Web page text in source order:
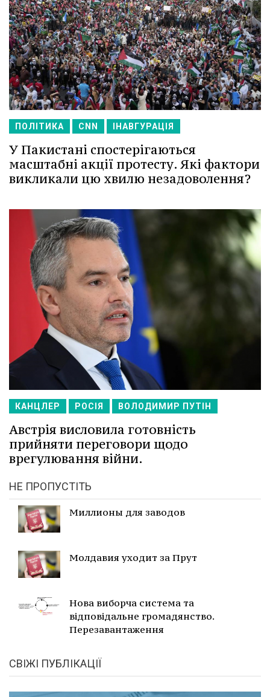
ПОЛІТИКА CNN ІНАВГУРАЦІЯ
У Пакистані спостерігаються
масштабні акції протесту. Які фактори
викликали цю хвилю незадоволення?
КАНЦЛЕР РОСІЯ ВОЛОДИМИР ПУТІН
Австрія висловила готовність
прийняти переговори щодо
врегулювання війни.
НЕ ПРОПУСТІТЬ
Миллионы для заводов
Молдавия уходит за Прут
Нова виборча система та
відповідальне громадянство.
Перезавантаження
СВІЖІ ПУБЛІКАЦІЇ